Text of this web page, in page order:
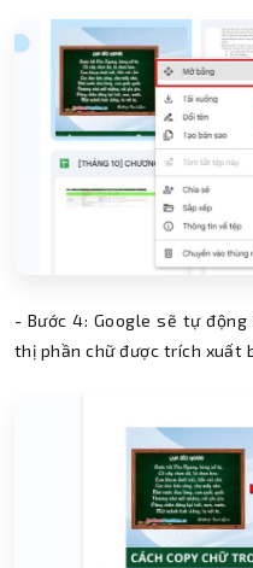
- Bước 4: Google sẽ tự
thị phần chữ được trích xuất